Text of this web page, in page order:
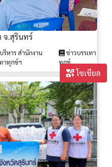
โซเชียล
จ.สุรินทร์
ริหาร สำนักงาน
าทุกข์ฯ
ข่าวบรรเทา
ทุกข์